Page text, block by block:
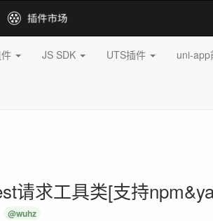
JS SDK UTS插件 uni-
请求工具类[支持
@wuhz